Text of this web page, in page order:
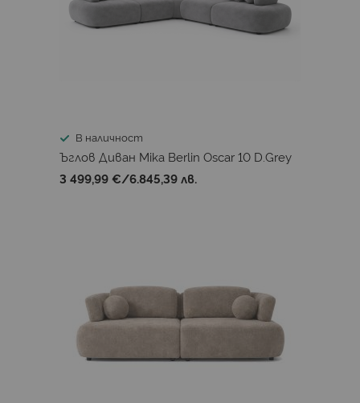
В наличност
Ъглов Диван Mika Berlin Oscar 10 D.Grey
3 499,99 €/6.845,39 лв.